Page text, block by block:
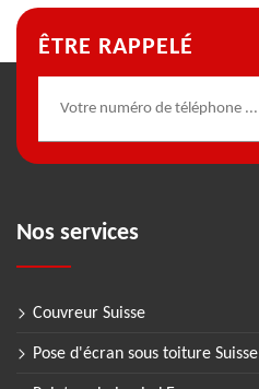
ÊTRE RAPPELÉ
Nos services
Couvreur Suisse
Pose d'écran sous toiture Suisse